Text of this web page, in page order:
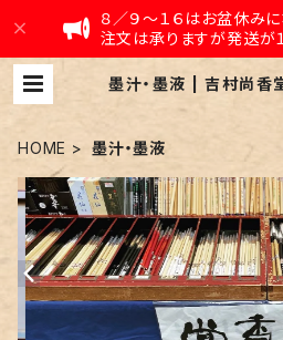
８／９〜１６はお盆休みに
注文は承りますが発送が
墨汁・墨液 | 吉村尚
HOME 墨汁・墨液